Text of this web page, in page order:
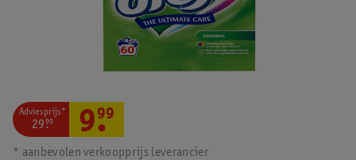
Adviesprijs*
29.
99 9.
99
* aanbevolen verkoopprijs leverancier